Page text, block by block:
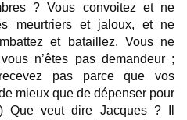
? Vous convoitez et ne
meurtriers et jaloux, et ne
et bataillez. Vous ne
n’êtes pas demandeur ;
pas parce que vos
mieux que de dépenser pour
veut dire Jacques ? Il